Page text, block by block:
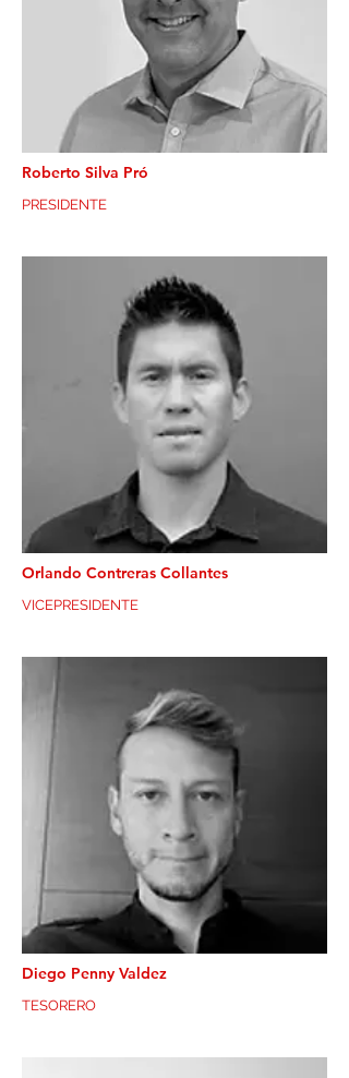
Roberto Silva Pró
PRESIDENTE
Orlando Contreras Collantes
VICEPRESIDENTE
Diego Penny Valdez
TESORERO